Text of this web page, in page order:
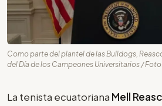
Como parte del plantel de las Bulldogs,
del Día de los Campeones Universitarios /
La tenista ecuatoriana Mell